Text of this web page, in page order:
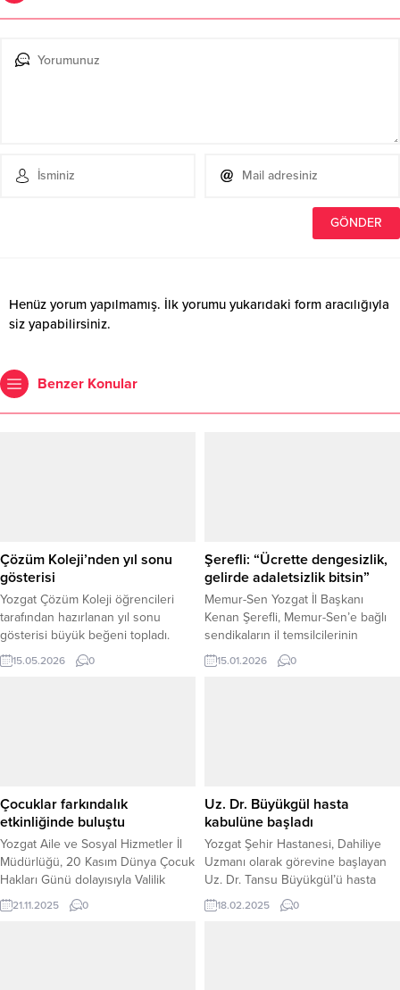
Henüz yorum yapılmamış. İlk yorumu yukarıdaki form aracılığıyla
siz yapabilirsiniz.
Benzer Konular
Çözüm Koleji’nden yıl sonu
gösterisi
Yozgat Çözüm Koleji öğrencileri
tarafından hazırlanan yıl sonu
gösterisi büyük beğeni topladı.
Öğrencilerin sergilediği
performanslar, salonda bulunan
Müfettişler Başkanı Muzaffer Yaşar,
Çözüm Koleji Kurucu...
15.05.2026 0
Şerefli: “Ücrette dengesizlik,
gelirde adaletsizlik bitsin”
Memur-Sen Yozgat İl Başkanı
Kenan Şerefli, Memur-Sen’e bağlı
sendikaların il temsilcilerinin
katılımıyla sendika binasında bir
basın açıklaması yaptı. 2026 yılının
Türkiye’nin 81 ilinde eş zamanlı
basın açıklamaları...
15.01.2026 0
Çocuklar farkındalık
etkinliğinde buluştu
Yozgat Aile ve Sosyal Hizmetler İl
Müdürlüğü, 20 Kasım Dünya Çocuk
Hakları Günü dolayısıyla Valilik
Konferans Salonu’nda özel bir
kutlama programı düzenledi.
21.11.2025 0
Uz. Dr. Büyükgül hasta
kabulüne başladı
Yozgat Şehir Hastanesi, Dahiliye
Uzmanı olarak görevine başlayan
Uz. Dr. Tansu Büyükgül’ü hasta
kabulüne başladı. Yozgat Şehir
Hastanesi Başhekimi Uz. Dr.
18.02.2025 0